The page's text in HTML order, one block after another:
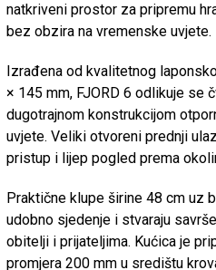
natkriveni prostor za pripremu
bez obzira na vremenske uvjete.
Izrađena od kvalitetnog
× 145 mm, FJORD 6 odlikuje se
dugotrajnom konstrukcijom
uvjete. Veliki otvoreni prednji
pristup i lijep pogled prema
Praktične klupe širine 48 cm uz
udobno sjedenje i stvaraju
obitelji i prijateljima. Kućica je
promjera 200 mm u središtu